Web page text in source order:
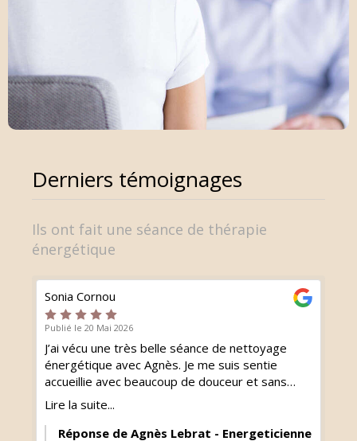
Derniers témoignages
Ils ont fait une séance de thérapie
énergétique
Sonia Cornou
Publié le 20 Mai 2026
J’ai vécu une très belle séance de nettoyage
énergétique avec Agnès. Je me suis sentie
accueillie avec beaucoup de douceur et sans
jugement. La séance m’a permis de me sentir
intérieurement. Merci Agnès pour ta présence,
Lire la suite...
Réponse de Agnès Lebrat - Energeticienne